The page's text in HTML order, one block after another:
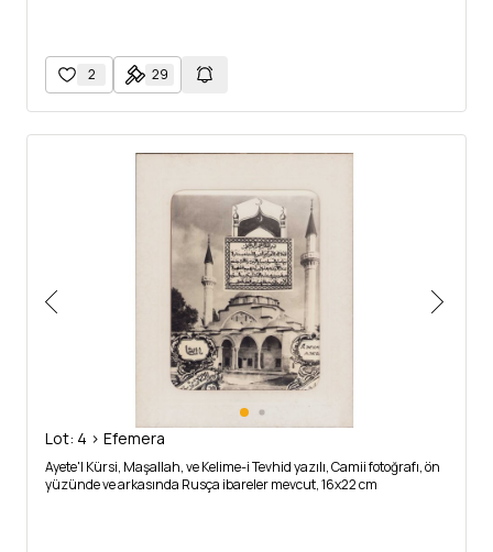
2 29
Lot: 4 > Efemera
Ayete'l Kürsi, Maşallah, ve Kelime-i Tevhid yazılı, Camii fotoğrafı, ön
yüzünde ve arkasında Rusça ibareler mevcut, 16x22 cm